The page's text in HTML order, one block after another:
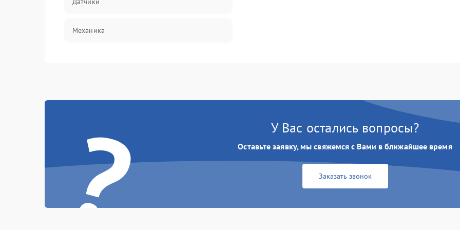
Механика
? У Вас остались вопросы?
Оставьте заявку, мы свяжемся с Вами в ближайшее время
Заказать звонок